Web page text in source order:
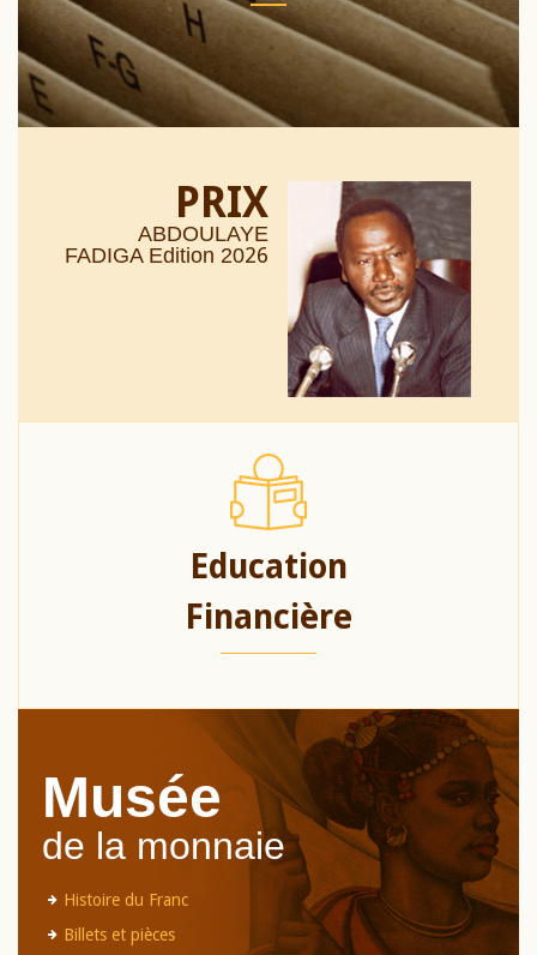
PRIX
ABDOULAYE
FADIGA Edition 2026
Education
Financière
Musée
de la monnaie
Histoire du Franc
Billets et pièces